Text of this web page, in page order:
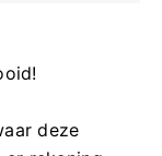
deze